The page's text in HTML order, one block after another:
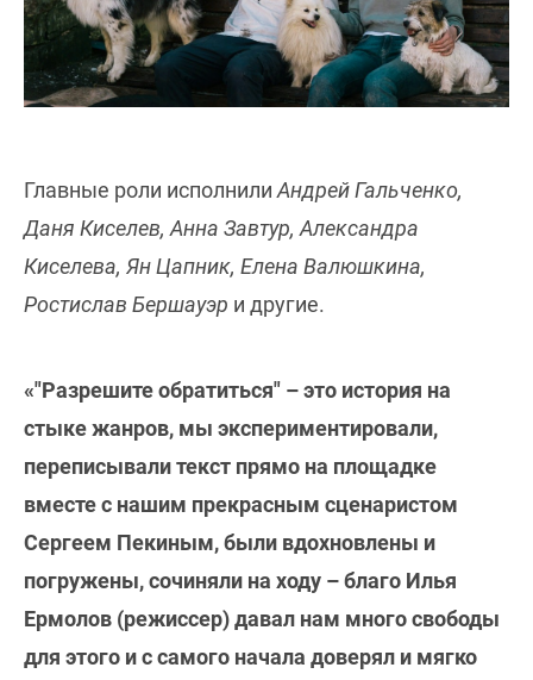
Главные роли исполнили Андрей Гальченко,
Даня Киселев, Анна Завтур, Александра
Киселева, Ян Цапник, Елена Валюшкина,
Ростислав Бершауэр и другие.
«"Разрешите обратиться" – это история на
стыке жанров, мы экспериментировали,
переписывали текст прямо на площадке
вместе с нашим прекрасным сценаристом
Сергеем Пекиным, были вдохновлены и
погружены, сочиняли на ходу – благо Илья
Ермолов (режиссер) давал нам много свободы
для этого и с самого начала доверял и мягко